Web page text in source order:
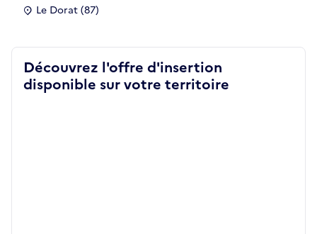
Le Dorat (87)
Découvrez l'offre d'insertion
disponible sur votre territoire